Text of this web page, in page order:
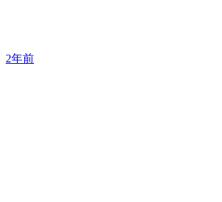
2年前